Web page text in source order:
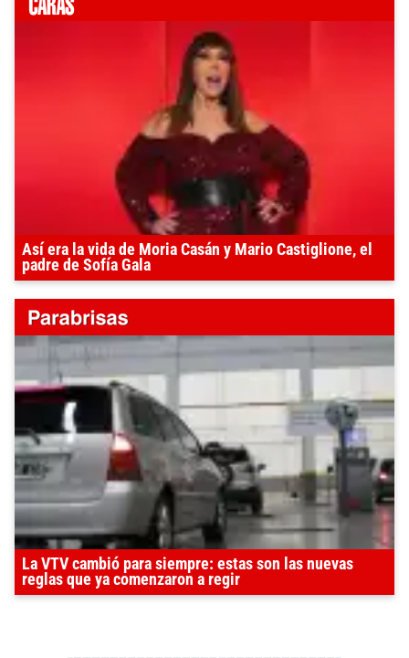
Así era la vida de Moria Casán y Mario Castiglione, el
padre de Sofía Gala
La VTV cambió para siempre: estas son las nuevas
reglas que ya comenzaron a regir